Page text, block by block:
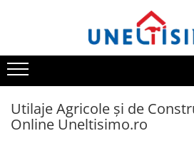
Prelucrare biomasa
Aspiratoare si suflante frunze
Balotiere
Transport si manipulare
Dumpere si roabe
Benzi transportoare
Prelucrarea solului
Accesorii utilaje
Colectoare de piatra
Grape
Piese de schimb
Piese schimb Dumpere si Roabe
Piese schimb Tocatoare Vegetatie
Cosire si tocare vegetatie
Tocatoare de vegetatie
Tocatoare de vegetatie teleghidate
Tocatoare vegetatie cardan tractor
Protectia si ingrijirea plantelor
Atomizoare
Instalatii erbicidat
Utilaje Agricole și de
Online Uneltisimo.ro